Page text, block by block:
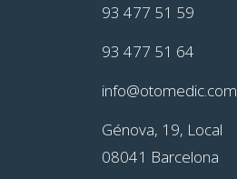
93 477 51 59
93 477 51 64
info@otomedic.com
Génova, 19, Local
08041 Barcelona